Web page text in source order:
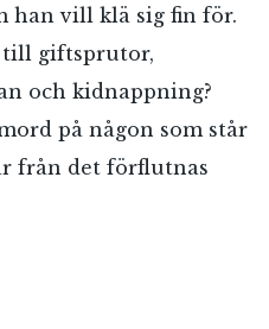
han vill klä sig fin för.
till giftsprutor,
och kidnappning?
på någon som står
från det förflutnas